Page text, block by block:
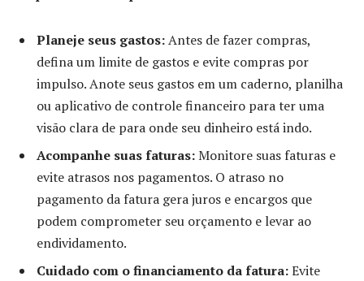
Planeje seus gastos:Antes de fazer compras,
defina um limite de gastos e evite compras por
impulso. Anote seus gastos em um caderno, planilha
ou aplicativo de controle financeiro para ter uma
visão clara de para onde seu dinheiro está indo.
Acompanhe suas faturas:Monitore suas faturas e
evite atrasos nos pagamentos. O atraso no
pagamento da fatura gera juros e encargos que
podem comprometer seu orçamento e levar ao
endividamento.
Cuidado com o financiamento da fatura:Evite